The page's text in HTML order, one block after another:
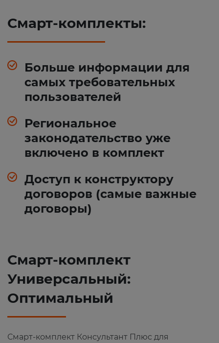
Смарт-комплекты:
Больше информации для
самых требовательных
пользователей
Региональное
законодательство уже
включено в комплект
Доступ к конструктору
договоров (самые важные
договоры)
Смарт-комплект
Универсальный:
Оптимальный
Смарт-комплект Консультант Плюс для